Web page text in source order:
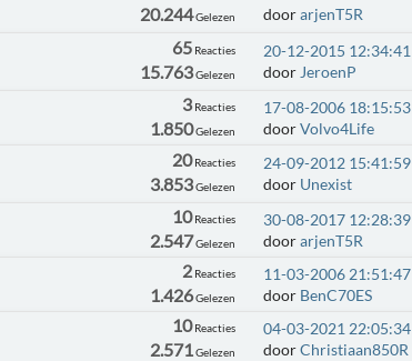
20.244Gelezen
doorarjenT5R
65 Reacties
15.763Gelezen
20-12-2015 12:34:41
door JeroenP
3Reacties
1.850Gelezen
17-08-2006 18:15:53
doorVolvo4Life
20Reacties
3.853Gelezen
24-09-2012 15:41:59
door Unexist
10Reacties
2.547Gelezen
30-08-2017 12:28:39
doorarjenT5R
2 Reacties
1.426Gelezen
11-03-2006 21:51:47
door BenC70ES
10Reacties
2.571 Gelezen
04-03-2021 22:05:34
doorChristiaan850R